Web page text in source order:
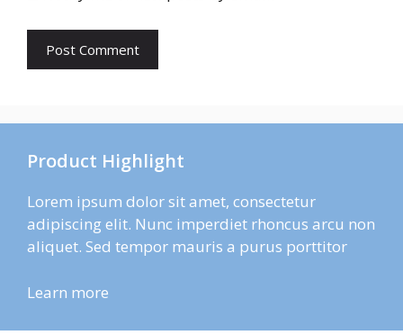
Product Highlight
Lorem ipsum dolor sit amet, consectetur
adipiscing elit. Nunc imperdiet rhoncus arcu non
aliquet. Sed tempor mauris a purus porttitor
Learn more